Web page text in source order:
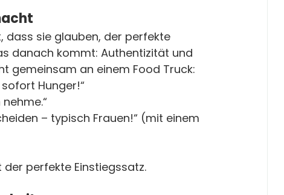
dass sie glauben, der perfekte
danach kommt: Authentizität und
gemeinsam an einem Food Truck:
Hunger!“
– typisch Frauen!“ (mit einem
perfekte Einstiegssatz.